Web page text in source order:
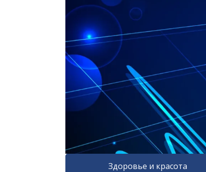
Здоровье и красота